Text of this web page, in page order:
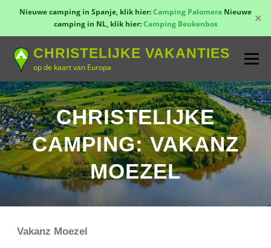
Nieuwe camping in Spanje, klik hier:Camping Palomera Nieuwe
camping in NL, klik hier:Camping Beukenbos ✕
inhoud
CHRISTELIJKE VAKANTIES
op de kaart van Europa
Menu
TOON KAART! LANDEN CONTACT
AANMELDEN GROEPSREIZEN KAMPEN
CHRISTELIJKE
CAMPING: VAKANZ
MOEZEL
Vakanz Moezel